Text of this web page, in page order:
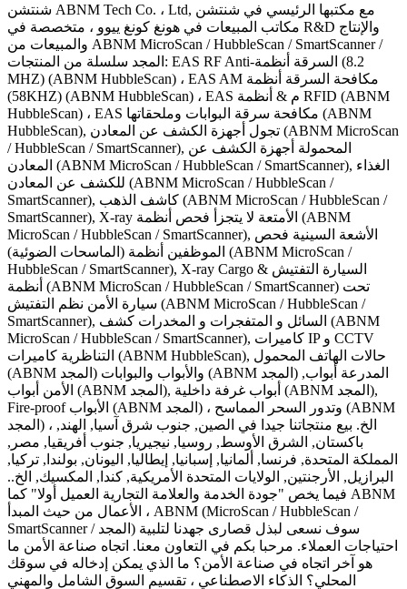
شنتشن ABNM Tech Co. ، Ltd, مع مكتبها الرئيسي في شنتشن
مكاتب المبيعات في هونغ كونغ ييوو ، متخصصة في R&D والإنتاج
والمبيعات من ABNM MicroScan / HubbleScan / SmartScanner /
المجد سلسلة من المنتجات: EAS RF Anti-السرقة أنظمة (8.2
MHZ) (ABNM HubbleScan) ، EAS AM مكافحة السرقة أنظمة
(58KHZ) (ABNM HubbleScan) ، EAS م & أنظمة RFID (ABNM
HubbleScan) ، EAS مكافحة سرقة البوابات وملحقاتها (ABNM
HubbleScan), تجول أجهزة الكشف عن المعادن (ABNM MicroScan
/ HubbleScan / SmartScanner), المحمولة أجهزة الكشف عن
المعادن (ABNM MicroScan / HubbleScan / SmartScanner), الغذاء
للكشف عن المعادن (ABNM MicroScan / HubbleScan /
SmartScanner), كاشف الذهب (ABNM MicroScan / HubbleScan /
SmartScanner), X-ray الأمتعة لا يتجزأ فحص أنظمة (ABNM
MicroScan / HubbleScan / SmartScanner), الأشعة السينية فحص
الموظفين أنظمة (الماسحات الضوئية) (ABNM MicroScan /
HubbleScan / SmartScanner), X-ray Cargo & السيارة التفتيش
أنظمة (ABNM MicroScan / HubbleScan / SmartScanner) تحت
سيارة الأمن نظم التفتيش (ABNM MicroScan / HubbleScan /
SmartScanner), السائل و المتفجرات و المخدرات كشف (ABNM
MicroScan / HubbleScan / SmartScanner), كاميرات IP و CCTV
التناظرية كاميرات (ABNM HubbleScan), حالات الهاتف المحمول
(ABNM المجد) والأبواب والبوابات (ABNM المجد) المدرعة أبواب,
الأمن أبواب (ABNM المجد), أبواب غرفة داخلية (ABNM المجد),
Fire-proof الأبواب (ABNM المجد) ، وتدور السحر المماسح (ABNM
المجد) ، الخ. بيع منتجاتنا جيدا في الصين, جنوب شرق آسيا, الهند,
باكستان, الشرق الأوسط, روسيا, نيجيريا, جنوب أفريقيا, مصر,
المملكة المتحدة, فرنسا, ألمانيا, إسبانيا, إيطاليا, اليونان, بولندا, تركيا,
البرازيل, الأرجنتين, الولايات المتحدة الأمريكية, كندا, المكسيك, الخ..
فيما يخص "جودة الخدمة والعلامة التجارية العميل أولا" كما ABNM
الأعمال من حيث المبدأ ، ABNM (MicroScan / HubbleScan /
SmartScanner / المجد) سوف نسعى لبذل قصارى جهدنا لتلبية
احتياجات العملاء. مرحبا بكم في التعاون معنا. اتجاه صناعة الأمن ما
هو آخر اتجاه في صناعة الأمن؟ ما الذي يمكن إدخاله في سوقك
المحلي؟ الذكاء الاصطناعي ، تقسيم السوق الشامل والمهني